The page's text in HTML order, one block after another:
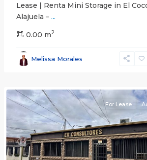
Lease | Renta Mini Storage in El
Alajuela – ...
0.00 m2
Melissa Morales
San
San
José
Previous
For Lease